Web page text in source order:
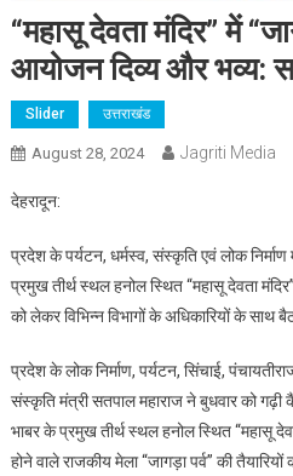
“महासू देवता मंदिर” में
आयोजन दिव्य और भव्य:
Slider उत्तराखंड
August 28, 2024 Jagriti Media
देहरादून:
प्रदेश के पर्यटन, धर्मस्व, संस्कृति एवं लोक
प्रमुख तीर्थ स्थल हनोल स्थित “महासू देवता
को लेकर विभिन्न विभागों के अधिकारियों के साथ
प्रदेश के लोक निर्माण, पर्यटन, सिंचाई,
संस्कृति मंत्री सतपाल महाराज ने बुधवार को
भाबर के प्रमुख तीर्थ स्थल हनोल स्थित “महासू
होने वाले राजकीय मेला “जागड़ा पर्व” की